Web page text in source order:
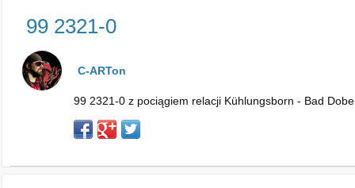
99 2321-0
C-ARTon
99 2321-0 z pociągiem relacji Kühlungsborn - Bad